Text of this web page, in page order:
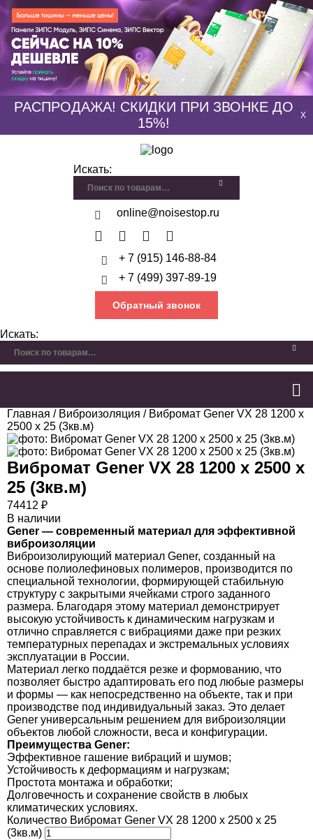
РАСПРОДАЖА! СКИДКИ ПРИ ЗВОНКЕ ДО
15%!
X
Искать:
online@noisestop.ru
+ 7 (915) 146-88-84
+ 7 (499) 397-89-19
Обратный звонок
Искать:
Главная / Виброизоляция / Вибромат Gener VX 28 1200 х
2500 х 25 (3кв.м)
Вибромат Gener VX 28 1200 х 2500 х
25 (3кв.м)
74412 ₽
В наличии
Gener — современный материал для эффективной
виброизоляции
Виброизолирующий материал Gener, созданный на
основе полиолефиновых полимеров, производится по
специальной технологии, формирующей стабильную
структуру с закрытыми ячейками строго заданного
размера. Благодаря этому материал демонстрирует
высокую устойчивость к динамическим нагрузкам и
отлично справляется с вибрациями даже при резких
температурных перепадах и экстремальных условиях
эксплуатации в России.
Материал легко поддаётся резке и формованию, что
позволяет быстро адаптировать его под любые размеры
и формы — как непосредственно на объекте, так и при
производстве под индивидуальный заказ. Это делает
Gener универсальным решением для виброизоляции
объектов любой сложности, веса и конфигурации.
Преимущества Gener:
Эффективное гашение вибраций и шумов;
Устойчивость к деформациям и нагрузкам;
Простота монтажа и обработки;
Долговечность и сохранение свойств в любых
климатических условиях.
Количество Вибромат Gener VX 28 1200 х 2500 х 25
(3кв.м)